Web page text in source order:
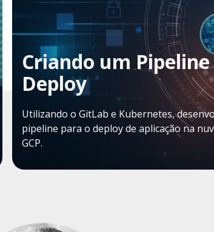
Criando um Pipeline
Deploy
Utilizando o GitLab e Kubernetes,
pipeline para o deploy de aplicação na
GCP.